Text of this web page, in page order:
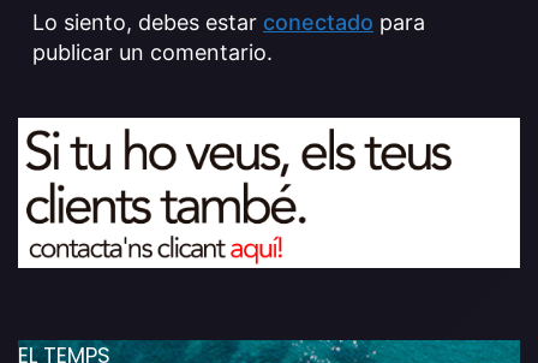
Lo siento, debes estar conectado para
publicar un comentario.
EL TEMPS